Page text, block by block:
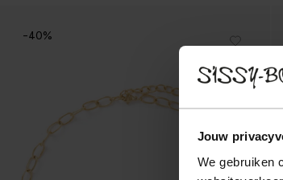
Jouw
We gebruiken
-40%